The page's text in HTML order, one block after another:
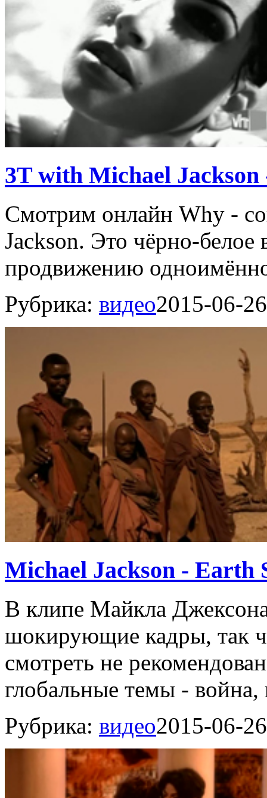
3T with Michael Jackson
Смотрим онлайн Why -
Jackson. Это чёрно-
продвижению
Рубрика: видео2015-06-26
Michael Jackson - Earth
В клипе Майкла
шокирующие кадры, так
смотреть не
глобальные темы - война,
Рубрика: видео2015-06-26